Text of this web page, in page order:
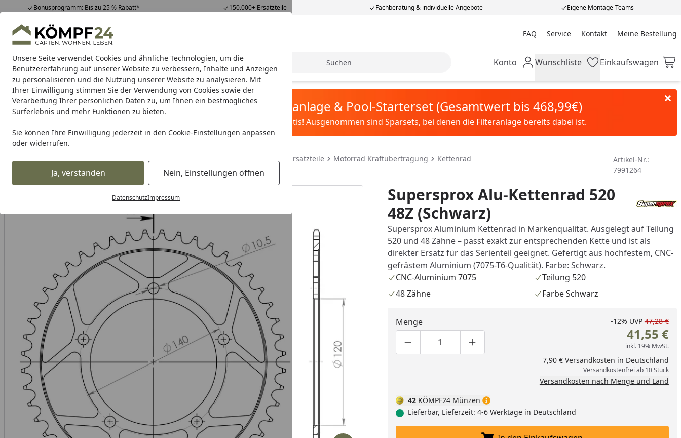
Unsere Seite verwendet Cookies und ähnliche Technologien, um die
Benutzererfahrung auf unserer Website zu verbessern, Inhalte und Anzeigen
zu personalisieren und die Nutzung unserer Website zu analysieren. Mit
Ihrer Einwilligung stimmen Sie der Verwendung von Cookies sowie der
Verarbeitung Ihrer persönlichen Daten zu, um Ihnen ein bestmögliches
Surferlebnis und mehr Funktionen zu bieten.
Sie können Ihre Einwilligung jederzeit in den Cookie-Einstellungen anpassen
oder widerrufen.
Ja, verstanden Nein, Einstellungen öffnen
DatenschutzImpressum
Bonusprogramm: Bis zu 25 % Rabatt* 150.000+ Ersatzteile Fachberatung & individuelle Angebote Eigene Montage-Teams
Hotline07051 / 9 22 22
Mo-Fr. 8-16 Uhr 25.967 Bewertungen FAQ Service Kontakt Meine Bestellung
Meine Bestellung
Alle Produkte
Alle ProdukteHighlights Tipps & Tricks Suche Mein Konto
Konto Wunschliste
Wunschliste Einkaufswagen
Einkaufswagen
Karibu Pools inkl. gratis Sandfilteranlage & Pool-Starterset (Gesamtwert bis 468,99€)
Dein Traumpool im Sorglos-Paket: Filter&Pflege gratis! Ausgenommen sind Sparsets, bei denen die Filteranlage bereits dabei ist.
Auto & Zweirad Motorradzubehör & Werkzeuge Motorradteile & Motorrad Ersatzteile Motorrad Kraftübertragung
Kettenrad
Supersprox Alu-Kettenrad 520 48Z (Schwarz)
Artikel-Nr.:
7991264
Supersprox Alu-Kettenrad 520
48Z (Schwarz)
Supersprox Aluminium Kettenrad in Markenqualität. Ausgelegt auf Teilung
520 und 48 Zähne – passt exakt zur entsprechenden Kette und ist als
direkter Ersatz für das Serienteil geeignet. Gefertigt aus hochfestem, CNC-
gefrästem Aluminium (7075-T6-Qualität). Farbe: Schwarz.
CNC-Aluminium 7075
Teilung 520
48 Zähne
Farbe Schwarz
Menge
Produktmenge um eins verringern
Produktmenge manuell eingeben
Produktmenge um eins erhöhen
-12% UVP 47,28 €
41,55 €
inkl. 19% MwSt.
7,90 € Versandkosten in Deutschland
Versandkostenfrei ab 10 Stück
Versandkosten nach Menge und Land
42 KÖMPF24 Münzen
Lieferbar, Lieferzeit: 4-6 Werktage in Deutschland